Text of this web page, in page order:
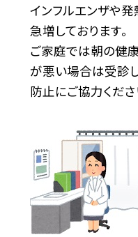
インフルエンザや
急増しております。
ご家庭では朝の健
が悪い場合は受診
防止にご協力くださ